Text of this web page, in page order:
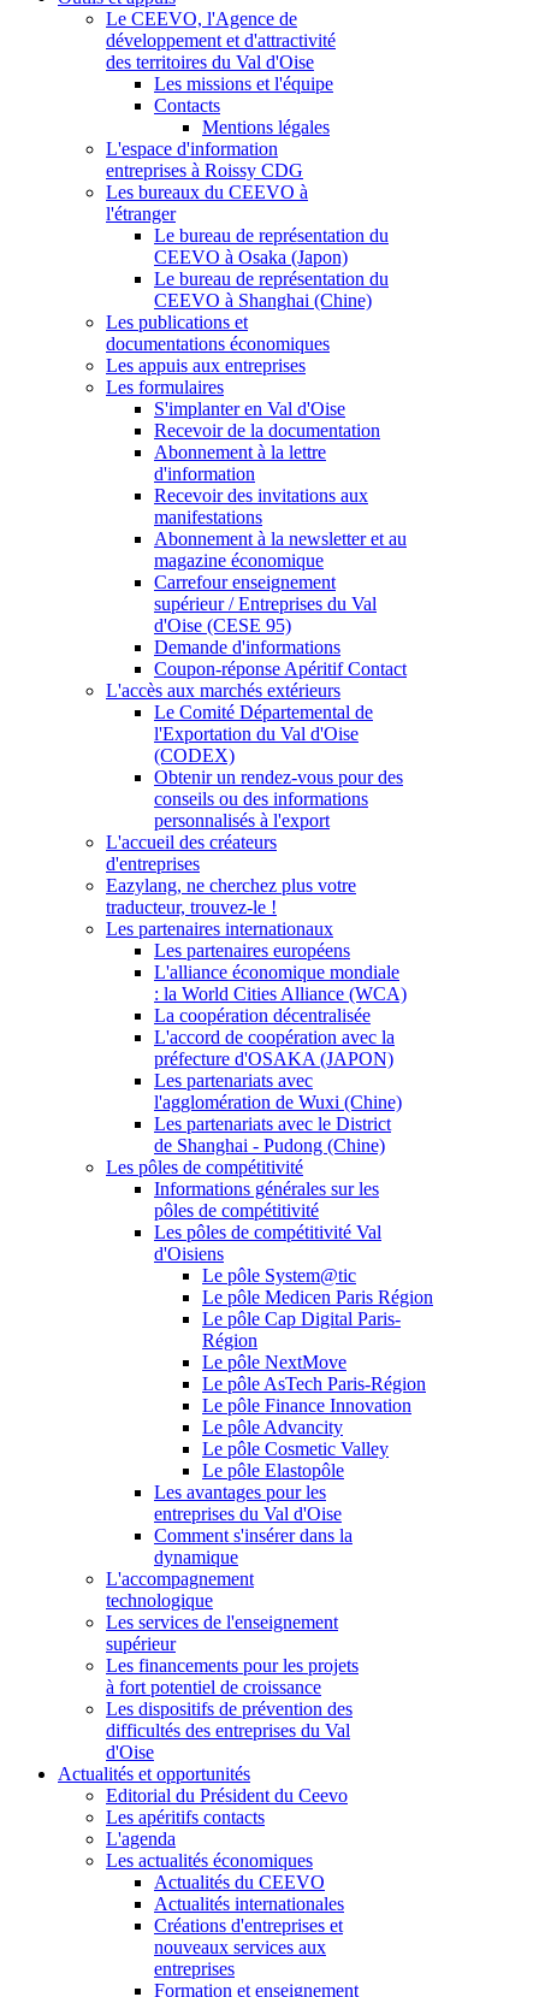
Le CEEVO, l'Agence de
développement et d'attractivité
des territoires du Val d'Oise
Les missions et l'équipe
Contacts
Mentions légales
L'espace d'information
entreprises à Roissy CDG
Les bureaux du CEEVO à
l'étranger
Le bureau de représentation du
CEEVO à Osaka (Japon)
Le bureau de représentation du
CEEVO à Shanghai (Chine)
Les publications et
documentations économiques
Les appuis aux entreprises
Les formulaires
S'implanter en Val d'Oise
Recevoir de la documentation
Abonnement à la lettre
d'information
Recevoir des invitations aux
manifestations
Abonnement à la newsletter et au
magazine économique
Carrefour enseignement
supérieur / Entreprises du Val
d'Oise (CESE 95)
Demande d'informations
Coupon-réponse Apéritif Contact
L'accès aux marchés extérieurs
Le Comité Départemental de
l'Exportation du Val d'Oise
(CODEX)
Obtenir un rendez-vous pour des
conseils ou des informations
personnalisés à l'export
L'accueil des créateurs
d'entreprises
Eazylang, ne cherchez plus votre
traducteur, trouvez-le !
Les partenaires internationaux
Les partenaires européens
L'alliance économique mondiale
: la World Cities Alliance (WCA)
La coopération décentralisée
L'accord de coopération avec la
préfecture d'OSAKA (JAPON)
Les partenariats avec
l'agglomération de Wuxi (Chine)
Les partenariats avec le District
de Shanghai - Pudong (Chine)
Les pôles de compétitivité
Informations générales sur les
pôles de compétitivité
Les pôles de compétitivité Val
d'Oisiens
Le pôle System@tic
Le pôle Medicen Paris Région
Le pôle Cap Digital Paris-
Région
Le pôle NextMove
Le pôle AsTech Paris-Région
Le pôle Finance Innovation
Le pôle Advancity
Le pôle Cosmetic Valley
Le pôle Elastopôle
Les avantages pour les
entreprises du Val d'Oise
Comment s'insérer dans la
dynamique
L'accompagnement
technologique
Les services de l'enseignement
supérieur
Les financements pour les projets
à fort potentiel de croissance
Les dispositifs de prévention des
difficultés des entreprises du Val
d'Oise
Actualités et opportunités
Editorial du Président du Ceevo
Les apéritifs contacts
L'agenda
Les actualités économiques
Actualités du CEEVO
Actualités internationales
Créations d'entreprises et
nouveaux services aux
entreprises
Formation et enseignement